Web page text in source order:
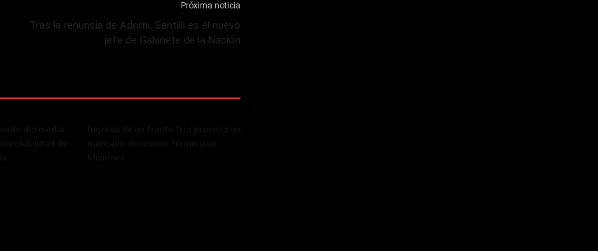
Próxima noticia
Tras la renuncia de Adorni, Santilli es el nuevo
jefe de Gabinete de la Nación